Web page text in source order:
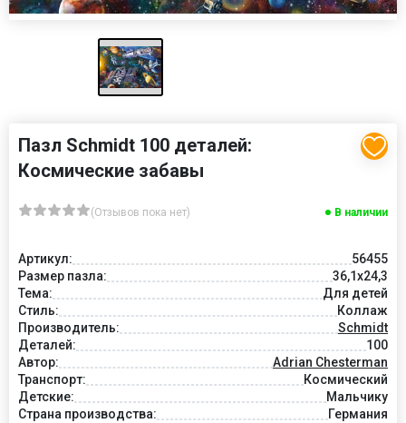
Пазл Schmidt 100 деталей:
Космические забавы
(Отзывов пока нет) В наличии
Артикул:
56455
Размер пазла:
36,1x24,3
Тема:
Для детей
Стиль:
Коллаж
Производитель:
Schmidt
Деталей:
100
Автор:
Adrian Chesterman
Транспорт:
Космический
Детские:
Мальчику
Страна производства:
Германия